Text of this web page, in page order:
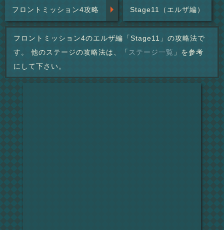
フロントミッション4攻略 Stage11（エルザ編）
フロントミッション4のエルザ編「Stage11」の攻略法で
す。 他のステージの攻略法は、「 ステージ一覧 」を参考
にして下さい。